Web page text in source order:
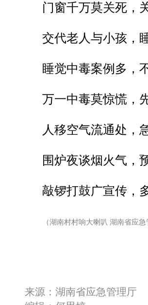
门窗千万莫关死，
交代老人与小孩，
睡觉中毒案例多，
万一中毒莫惊慌，
人移空气流通处，
围炉夜谈烟火气，
敲锣打鼓广宣传，
（湖南村村响大喇叭 湖南省应
来源：湖南省应急管理厅